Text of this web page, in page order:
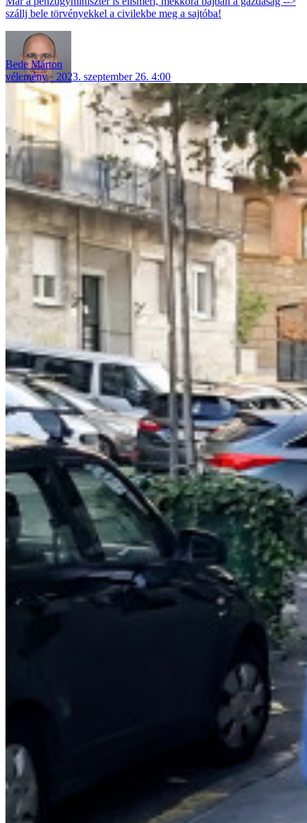
szállj bele törvényekkel a civilekbe meg a sajtóba!
Bede Márton
vélemény
2023. szeptember 26. 4:00